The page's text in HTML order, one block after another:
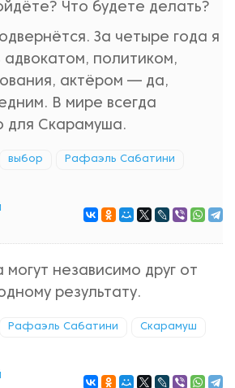
Что будете делать?
За четыре года я
адвокатом, политиком,
актёром — да,
В мире всегда
для Скарамуша.
выбор Рафаэль Сабатини
могут независимо друг от
результату.
Рафаэль Сабатини Скарамуш